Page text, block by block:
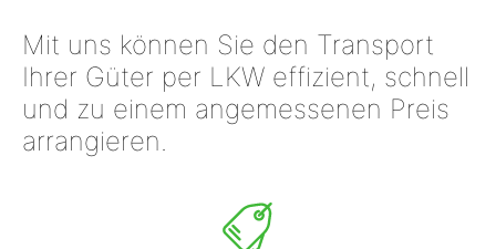
Mit uns können Sie den Transport
Ihrer Güter per LKW effizient, schnell
und zu einem angemessenen Preis
arrangieren.